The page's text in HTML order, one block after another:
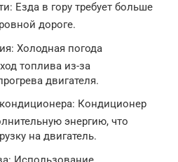
Езда в гору требует больше
дороге.
Холодная погода
топлива из-за
двигателя.
Кондиционер
энергию, что
на двигатель.